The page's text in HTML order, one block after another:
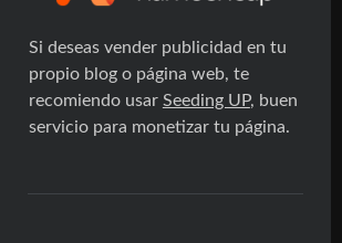
Si deseas vender publicidad en tu
propio blog o página web, te
recomiendo usar Seeding UP, buen
servicio para monetizar tu página.